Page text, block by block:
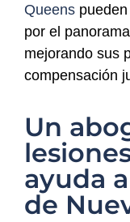
Queens
por el
mejorando sus
compensación
Un
ayuda
de